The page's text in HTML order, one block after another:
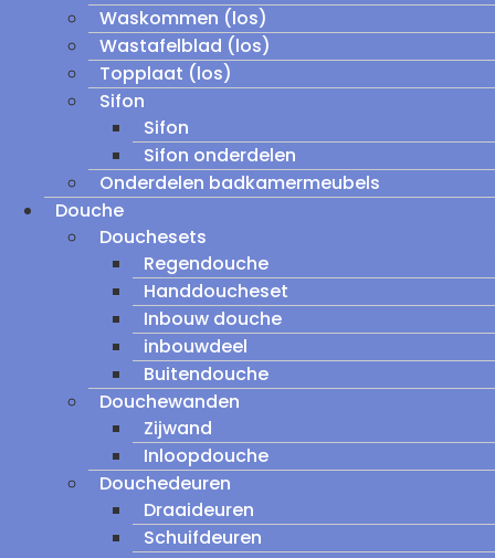
Waskommen (los)
Wastafelblad (los)
Topplaat (los)
Sifon
Sifon
Sifon onderdelen
Onderdelen badkamermeubels
Douche
Douchesets
Regendouche
Handdoucheset
Inbouw douche
inbouwdeel
Buitendouche
Douchewanden
Zijwand
Inloopdouche
Douchedeuren
Draaideuren
Schuifdeuren